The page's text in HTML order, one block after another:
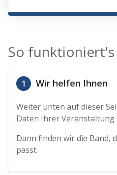
So funktioniert's
1 Wir helfen Ihnen
Weiter unten auf dieser
Daten Ihrer Veranstaltung
Dann finden wir die Band,
passt.